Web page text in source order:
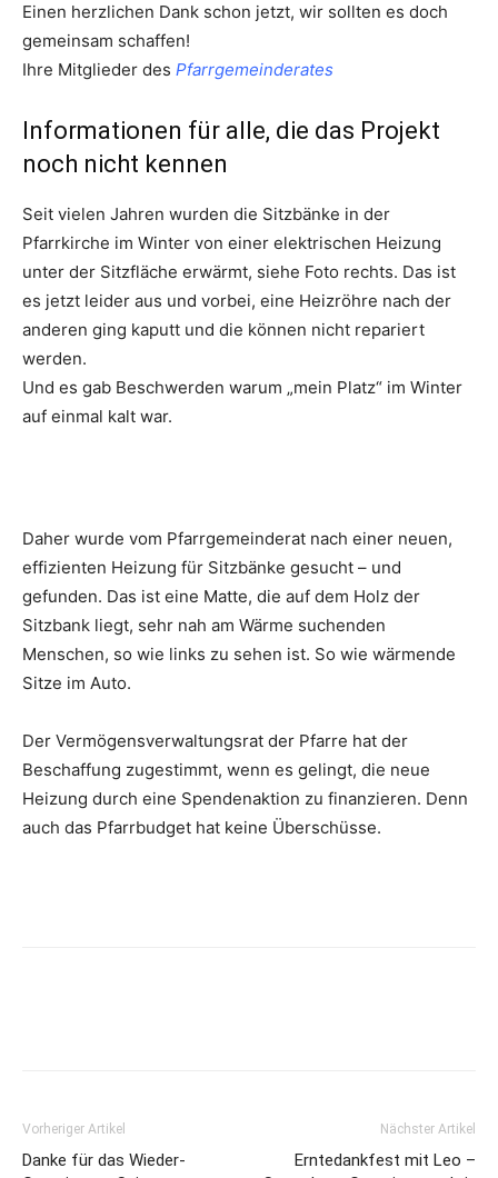
Einen herzlichen Dank schon jetzt, wir sollten es doch
gemeinsam schaffen!
Ihre Mitglieder des Pfarrgemeinderates
Informationen für alle, die das Projekt
noch nicht kennen
Seit vielen Jahren wurden die Sitzbänke in der
Pfarrkirche im Winter von einer elektrischen Heizung
unter der Sitzfläche erwärmt, siehe Foto rechts. Das ist
es jetzt leider aus und vorbei, eine Heizröhre nach der
anderen ging kaputt und die können nicht repariert
werden.
Und es gab Beschwerden warum „mein Platz“ im Winter
auf einmal kalt war.
Daher wurde vom Pfarrgemeinderat nach einer neuen,
effizienten Heizung für Sitzbänke gesucht – und
gefunden. Das ist eine Matte, die auf dem Holz der
Sitzbank liegt, sehr nah am Wärme suchenden
Menschen, so wie links zu sehen ist. So wie wärmende
Sitze im Auto.
Der Vermögensverwaltungsrat der Pfarre hat der
Beschaffung zugestimmt, wenn es gelingt, die neue
Heizung durch eine Spendenaktion zu finanzieren. Denn
auch das Pfarrbudget hat keine Überschüsse.
Vorheriger Artikel
Danke für das Wieder-
Nächster Artikel
Erntedankfest mit Leo –